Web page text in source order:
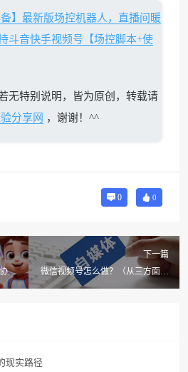
备】最新版场控机器人，直播间暖
斗音快手视频号【场控脚本+使
无特别说明，皆为原创，转载请
分享网 ，谢谢！^^
0 0
议
批
下一篇
微信视频号怎么做？（从三方面看
运营涨粉技巧）
现实路径